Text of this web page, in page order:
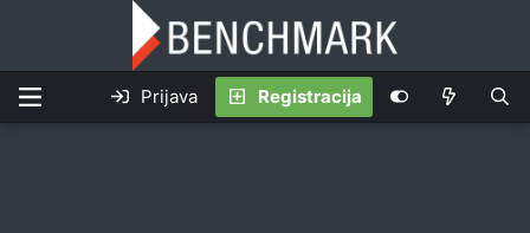
Prijava Registracija